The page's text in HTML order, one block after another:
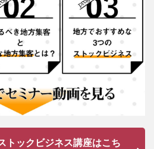
トックビジネス講座はこち